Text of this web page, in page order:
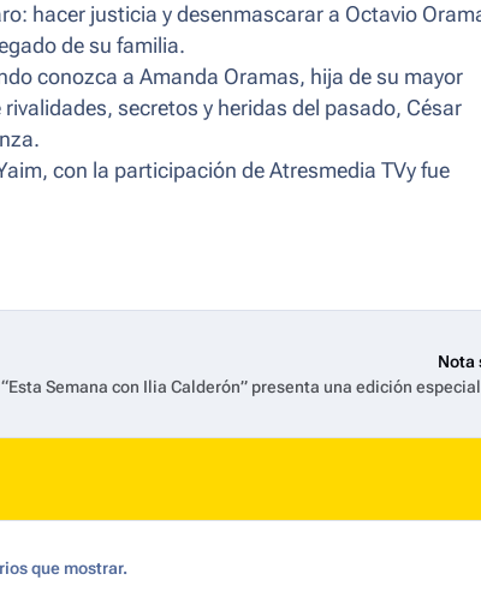
hacer justicia y desenmascarar a Octavio
de su familia.
conozca a Amanda Oramas, hija de su mayor
secretos y heridas del pasado, César
con la participación de Atresmedia TVy fue
Nota
que mostrar.